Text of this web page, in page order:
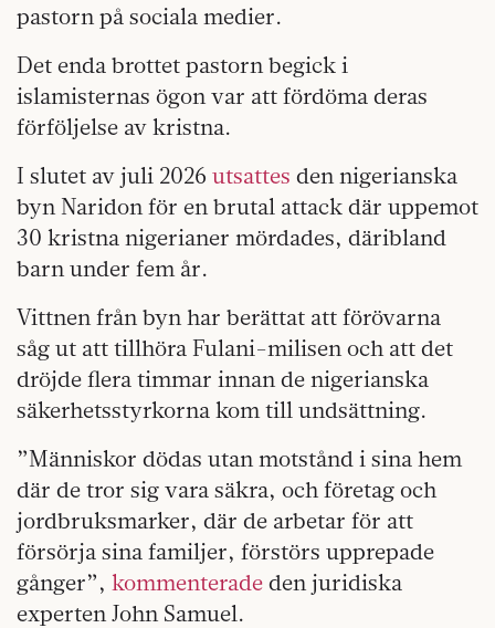
pastorn på sociala medier.
Det enda brottet pastorn begick i
islamisternas ögon var att fördöma deras
förföljelse av kristna.
I slutet av juli 2026 utsattes den nigerianska
byn Naridon för en brutal attack där uppemot
30 kristna nigerianer mördades, däribland
barn under fem år.
Vittnen från byn har berättat att förövarna
såg ut att tillhöra Fulani-milisen och att det
dröjde flera timmar innan de nigerianska
säkerhetsstyrkorna kom till undsättning.
”Människor dödas utan motstånd i sina hem
där de tror sig vara säkra, och företag och
jordbruksmarker, där de arbetar för att
försörja sina familjer, förstörs upprepade
gånger”, kommenterade den juridiska
experten John Samuel.